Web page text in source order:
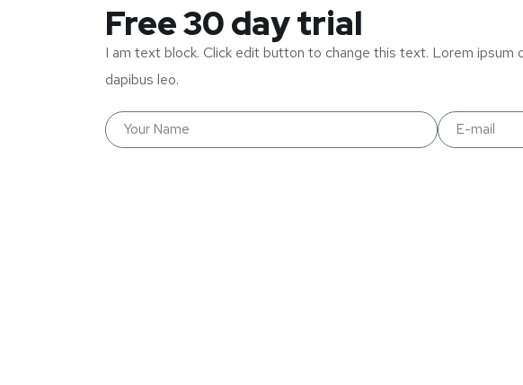
Free 30 day trial
I am text block. Click edit button to change this text. Lorem
dapibus leo.